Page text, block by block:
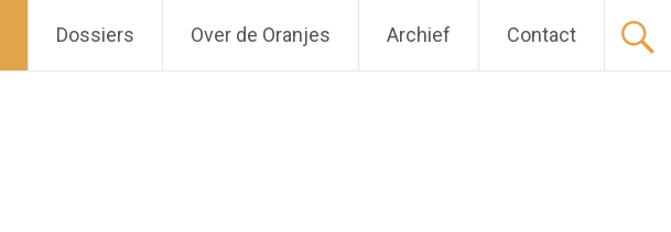
Dossiers Over de Oranjes Archief Contact